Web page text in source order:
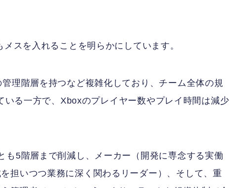
スを入れることを明らかにしています。
理階層を持つなど複雑化しており、チーム全体の規
る一方で、Xboxのプレイヤー数やプレイ時間は減少
も5階層まで削減し、メーカー（開発に専念する実働
担いつつ業務に深く関わるリーダー）、そして、重